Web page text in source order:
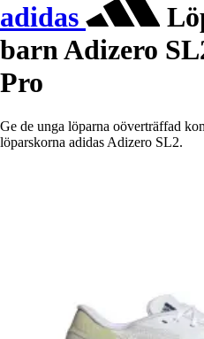
adidas
barn Adizero
Pro
Ge de unga löparna oöverträffad
löparskorna adidas Adizero SL2.